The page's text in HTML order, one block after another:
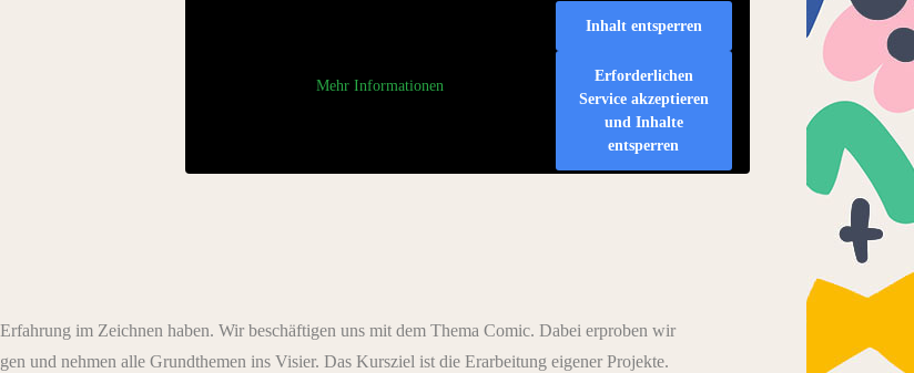
Mehr Informationen
Inhalt entsperren
Erforderlichen
Service akzeptieren
und Inhalte
entsperren
im Zeichnen haben. Wir beschäftigen uns mit dem Thema Comic. Dabei erproben wir
und nehmen alle Grundthemen ins Visier. Das Kursziel ist die Erarbeitung eigener Projekte.